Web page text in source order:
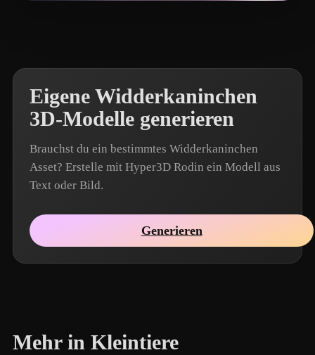
Eigene Widderkaninchen
3D-Modelle generieren
Brauchst du ein bestimmtes Widderkaninchen
Asset? Erstelle mit Hyper3D Rodin ein Modell aus
Text oder Bild.
Generieren
Mehr in Kleintiere